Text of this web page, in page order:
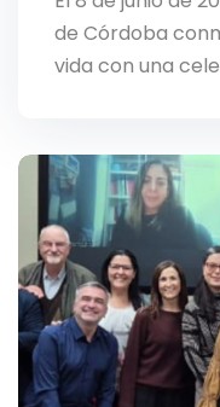
de Córdoba
vida con una